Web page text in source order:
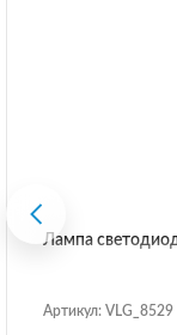
Лампа
Артикул: VLG_8529